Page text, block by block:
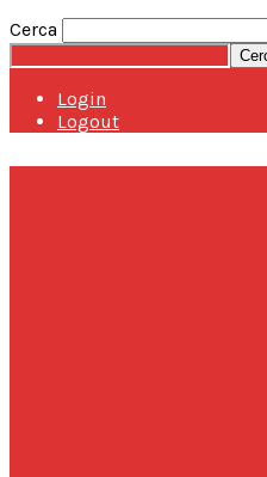
Cerca
Login
Logout